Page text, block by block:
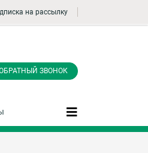
на рассылку
ЗВОНОК